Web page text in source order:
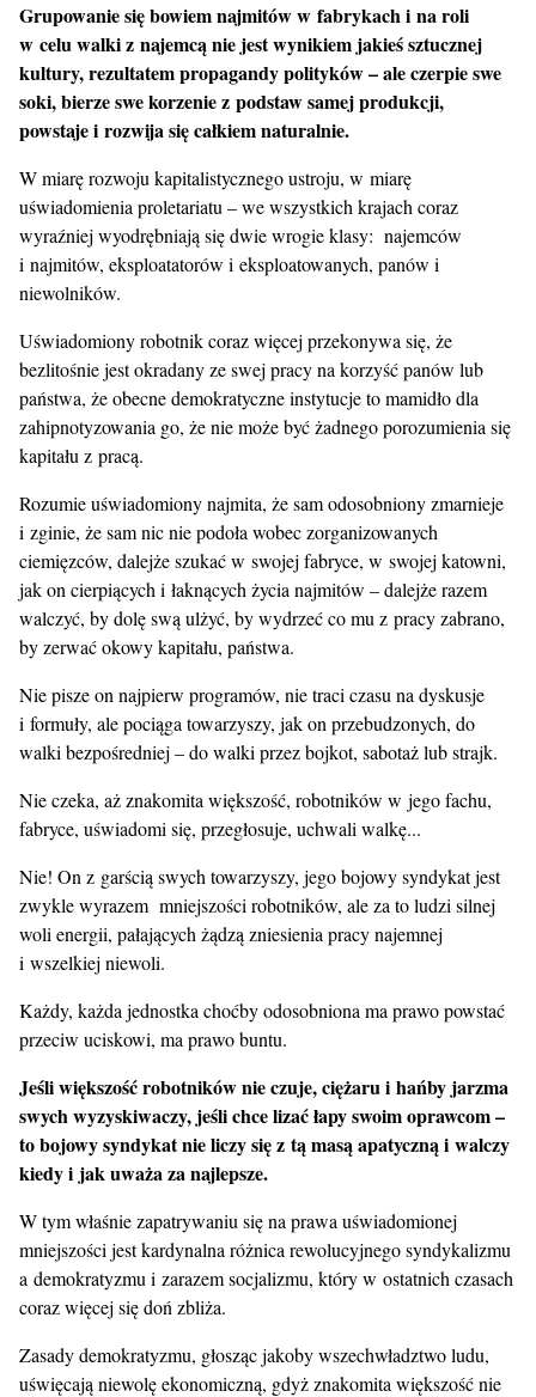
Grupowanie się bowiem najmitów w fabrykach i na roli
w celu walki z najemcą nie jest wynikiem jakieś sztucznej
kultury, rezultatem propagandy polityków – ale czerpie swe
soki, bierze swe korzenie z podstaw samej produkcji,
powstaje i rozwija się całkiem naturalnie.
W miarę rozwoju kapitalistycznego ustroju, w miarę
uświadomienia proletariatu – we wszystkich krajach coraz
wyraźniej wyodrębniają się dwie wrogie klasy: najemców
i najmitów, eksploatatorów i eksploatowanych, panów i
niewolników.
Uświadomiony robotnik coraz więcej przekonywa się, że
bezlitośnie jest okradany ze swej pracy na korzyść panów lub
państwa, że obecne demokratyczne instytucje to mamidło dla
zahipnotyzowania go, że nie może być żadnego porozumienia się
kapitału z pracą.
Rozumie uświadomiony najmita, że sam odosobniony zmarnieje
i zginie, że sam nic nie podoła wobec zorganizowanych
ciemięzców, dalejże szukać w swojej fabryce, w swojej katowni,
jak on cierpiących i łaknących życia najmitów – dalejże razem
walczyć, by dolę swą ulżyć, by wydrzeć co mu z pracy zabrano,
by zerwać okowy kapitału, państwa.
Nie pisze on najpierw programów, nie traci czasu na dyskusje
i formuły, ale pociąga towarzyszy, jak on przebudzonych, do
walki bezpośredniej – do walki przez bojkot, sabotaż lub strajk.
Nie czeka, aż znakomita większość, robotników w jego fachu,
fabryce, uświadomi się, przegłosuje, uchwali walkę...
Nie! On z garścią swych towarzyszy, jego bojowy syndykat jest
zwykle wyrazem mniejszości robotników, ale za to ludzi silnej
woli energii, pałających żądzą zniesienia pracy najemnej
i wszelkiej niewoli.
Każdy, każda jednostka choćby odosobniona ma prawo powstać
przeciw uciskowi, ma prawo buntu.
Jeśli większość robotników nie czuje, ciężaru i hańby jarzma
swych wyzyskiwaczy, jeśli chce lizać łapy swoim oprawcom –
to bojowy syndykat nie liczy się z tą masą apatyczną i walczy
kiedy i jak uważa za najlepsze.
W tym właśnie zapatrywaniu się na prawa uświadomionej
mniejszości jest kardynalna różnica rewolucyjnego syndykalizmu
a demokratyzmu i zarazem socjalizmu, który w ostatnich czasach
coraz więcej się doń zbliża.
Zasady demokratyzmu, głosząc jakoby wszechwładztwo ludu,
uświęcają niewolę ekonomiczną, gdyż znakomita większość nie